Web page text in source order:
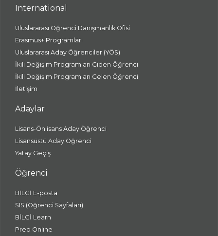
International
Uluslararası Öğrenci Danışmanlık Ofisi
Erasmus+ Programları
Uluslararası Aday Öğrenciler (YÖS)
İkili Değişim Programları Giden Öğrenci
İkili Değişim Programları Gelen Öğrenci
İletişim
Adaylar
Lisans-Önlisans Aday Öğrenci
Lisansüstü Aday Öğrenci
Yatay Geçiş
Öğrenci
BİLGİ E-posta
SIS (Öğrenci Sayfaları)
BİLGİ Learn
Prep Online